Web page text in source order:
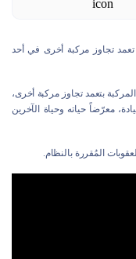
تعمد تجاوز مركبة أخرى في أحد
بتعمد تجاوز مركبة أخرى،
معرّضاً حياته وحياة الآخرين
المُقررة بالنظام.